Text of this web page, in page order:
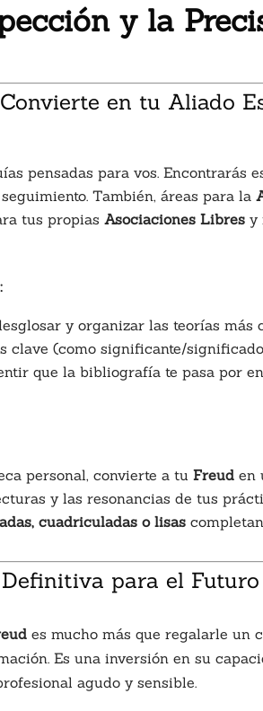
y la
en tu Aliado
pensadas para vos. Encontrarás
También, áreas para la
tus propiasAsociaciones Libres y
y organizar las teorías
clave (como significante/
que la bibliografía te pasa por
personal, convierte a tuFreud en
y las resonancias de tus
cuadriculadas o lisas
para el
es mucho más que regalarle un
Es una inversión en su
agudo y sensible.